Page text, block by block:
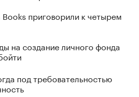
приговорили к четырем
на создание личного фонда
под требовательностью